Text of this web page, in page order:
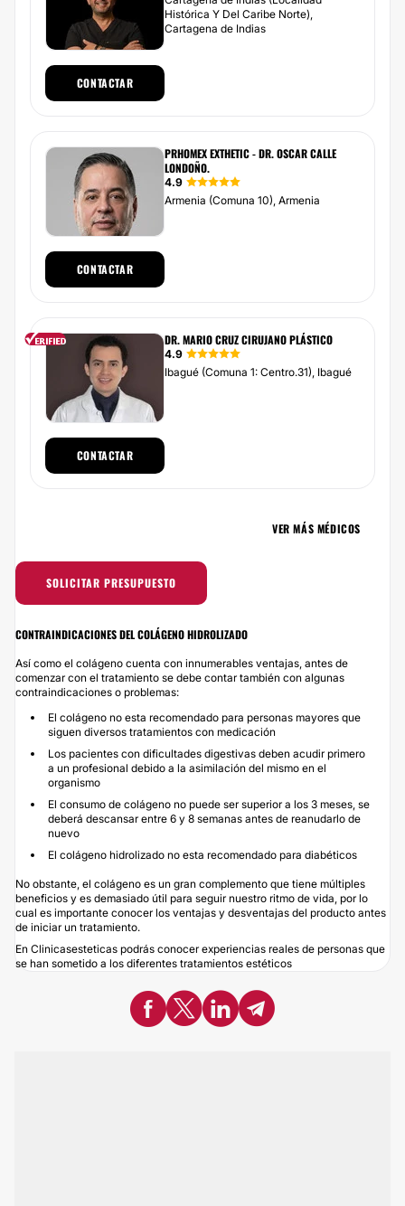
Histórica Y Del Caribe Norte),
Cartagena de Indias
CONTACTAR
PRHOMEX EXTHETIC - DR. OSCAR CALLE
LONDOÑO.
4.9
Armenia (Comuna 10), Armenia
CONTACTAR
DR. MARIO CRUZ CIRUJANO PLÁSTICO
4.9
Ibagué (Comuna 1: Centro.31), Ibagué
CONTACTAR
VER MÁS MÉDICOS
SOLICITAR PRESUPUESTO
CONTRAINDICACIONES DEL COLÁGENO HIDROLIZADO
Así como el colágeno cuenta con innumerables ventajas, antes de
comenzar con el tratamiento se debe contar también con algunas
contraindicaciones o problemas:
El colágeno no esta recomendado para personas mayores que
siguen diversos tratamientos con medicación
Los pacientes con dificultades digestivas deben acudir primero
a un profesional debido a la asimilación del mismo en el
organismo
El consumo de colágeno no puede ser superior a los 3 meses, se
deberá descansar entre 6 y 8 semanas antes de reanudarlo de
nuevo
El colágeno hidrolizado no esta recomendado para diabéticos
No obstante, el colágeno es un gran complemento que tiene múltiples
beneficios y es demasiado útil para seguir nuestro ritmo de vida, por lo
cual es importante conocer los ventajas y desventajas del producto antes
de iniciar un tratamiento.
En Clinicasesteticas podrás conocer experiencias reales de personas que
se han sometido a los diferentes tratamientos estéticos